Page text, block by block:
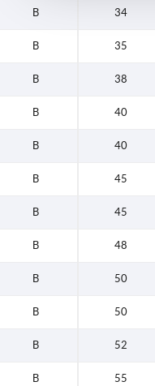
B 34
B 35
B 38
B 40
B 40
B 45
B 45
B 48
B 50
B 50
B 52
B 55